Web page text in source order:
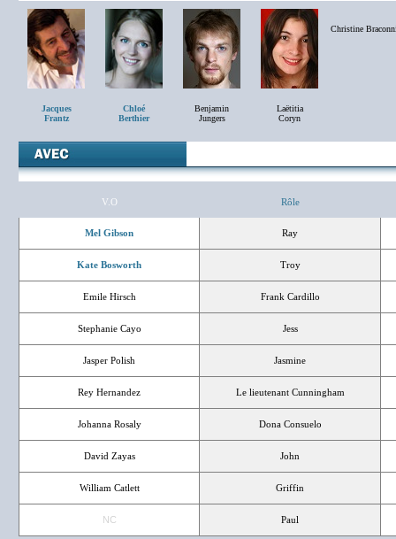
Jacques
Frantz
Chloé
Berthier
Benjamin
Jungers
Laëtitia
Coryn
Christine
V.O Rôle
Mel Gibson Ray
Kate Bosworth Troy
Emile Hirsch Frank Cardillo
Stephanie Cayo Jess
Jasper Polish Jasmine
Rey Hernandez Le lieutenant Cunningham
Johanna Rosaly Dona Consuelo
David Zayas John
William Catlett Griffin
NC Paul